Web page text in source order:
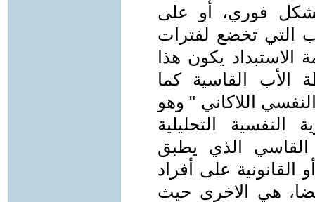
بشكل فوري، أو على
التي تخضع لفترات
يكون هذا
الأب القاسية كما
اللاكاني " وهو
التحليلية
القاسي الذي يطبق
القانونية على أفراد
هي الاخرى حيث